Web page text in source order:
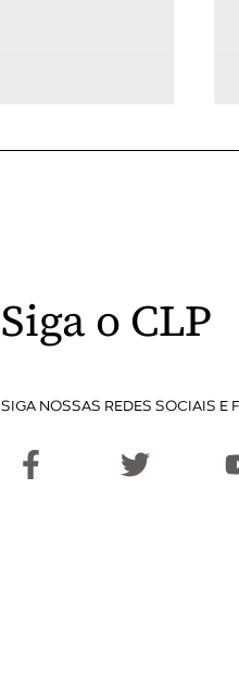
Siga o CLP
SIGA NOSSAS REDES SOCIAIS E